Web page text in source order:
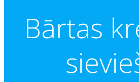
Bārtas